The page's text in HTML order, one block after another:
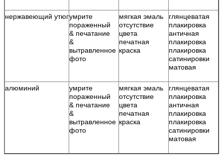
нержавеющий утюгумрите
пораженный
& печатание
&
вытравленное
фото
мягкая эмаль
отсутствие
цвета
печатная
краска
глянцеватая
плакировка
античная
плакировка
плакировка
сатинировки
матовая
алюминий
умрите
пораженный
& печатание
&
вытравленное
фото
мягкая эмаль
отсутствие
цвета
печатная
краска
глянцеватая
плакировка
античная
плакировка
плакировка
сатинировки
матовая